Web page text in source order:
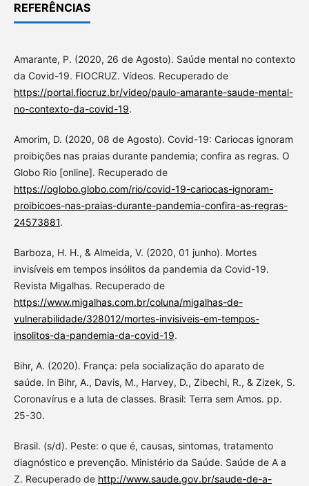
REFERÊNCIAS
Amarante, P. (2020, 26 de Agosto). Saúde mental no contexto
da Covid-19. FIOCRUZ. Vídeos. Recuperado de
https://portal.fiocruz.br/video/paulo-amarante-saude-mental-
no-contexto-da-covid-19.
Amorim, D. (2020, 08 de Agosto). Covid-19: Cariocas ignoram
proibições nas praias durante pandemia; confira as regras. O
Globo Rio [online]. Recuperado de
https://oglobo.globo.com/rio/covid-19-cariocas-ignoram-
proibicoes-nas-praias-durante-pandemia-confira-as-regras-
24573881.
Barboza, H. H., & Almeida, V. (2020, 01 junho). Mortes
invisíveis em tempos insólitos da pandemia da Covid-19.
Revista Migalhas. Recuperado de
https://www.migalhas.com.br/coluna/migalhas-de-
vulnerabilidade/328012/mortes-invisiveis-em-tempos-
insolitos-da-pandemia-da-covid-19.
Bihr, A. (2020). França: pela socialização do aparato de
saúde. In Bihr, A., Davis, M., Harvey, D., Zibechi, R., & Zizek, S.
Coronavírus e a luta de classes. Brasil: Terra sem Amos. pp.
25-30.
Brasil. (s/d). Peste: o que é, causas, sintomas, tratamento
diagnóstico e prevenção. Ministério da Saúde. Saúde de A a
Z. Recuperado de http://www.saude.gov.br/saude-de-a-